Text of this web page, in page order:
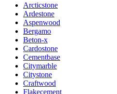
Arcticstone
Ardestone
Aspenwood
Bergamo
Beton-x
Cardostone
Cementbase
Citymarble
Citystone
Craftwood
Flakecement